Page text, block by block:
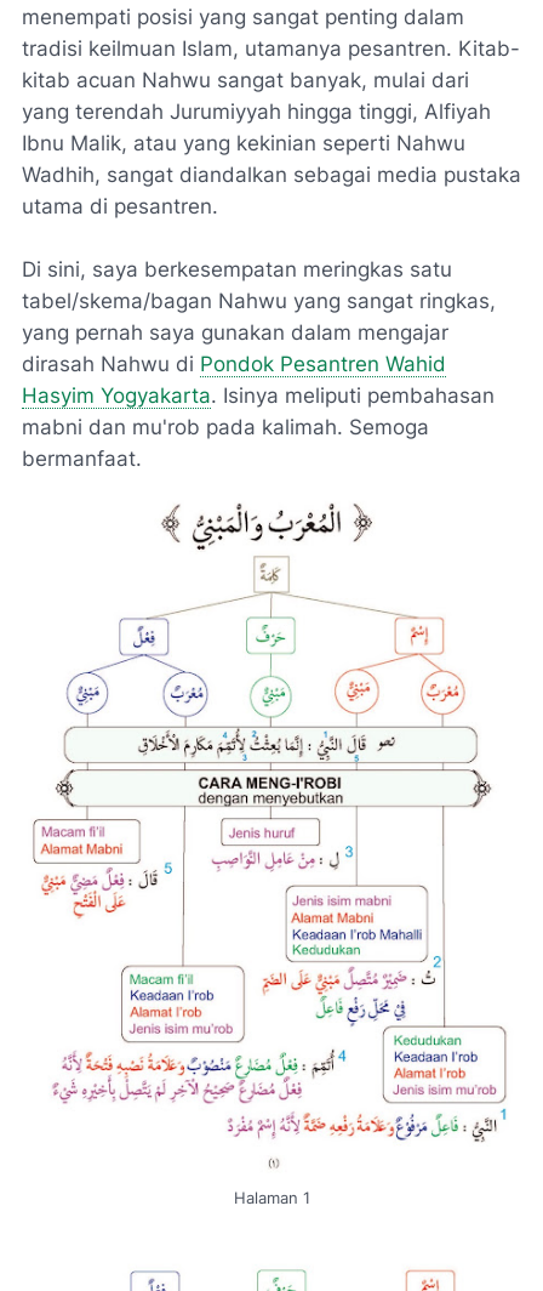
menempati posisi yang sangat penting dalam
tradisi keilmuan Islam, utamanya pesantren. Kitab-
kitab acuan Nahwu sangat banyak, mulai dari
yang terendah Jurumiyyah hingga tinggi, Alfiyah
Ibnu Malik, atau yang kekinian seperti Nahwu
Wadhih, sangat diandalkan sebagai media pustaka
utama di pesantren.
Di sini, saya berkesempatan meringkas satu
tabel/skema/bagan Nahwu yang sangat ringkas,
yang pernah saya gunakan dalam mengajar
dirasah Nahwu di Pondok Pesantren Wahid
Hasyim Yogyakarta. Isinya meliputi pembahasan
mabni dan mu'rob pada kalimah. Semoga
bermanfaat.
Halaman 1